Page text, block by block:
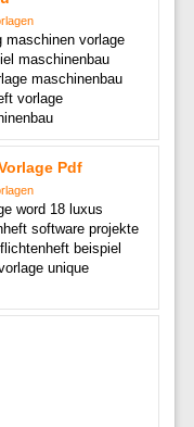
maschinen vorlage
maschinenbau
maschinenbau
vorlage
Pdf
word 18 luxus
software projekte
beispiel
unique